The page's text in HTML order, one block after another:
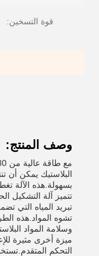
قوة التسخين:
وصف المنتج:
البلاستيك يمكن أن
بسهولة.هذه الآلة
تتميز آلة التشكيل
تبريد المياه التي
تشوه المواد.هذه
وسلامة المواد
ميزة أخرى مثيرة
التحكم